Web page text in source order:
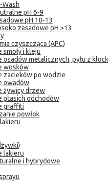
Wash
pH 6-9
pH 10-13
zasadowe pH >13
czyszcząca (APC)
smoły i kleju
osadów metalicznych, pyłu z
wosków
zacieków po wodzie
owadów
żywicy drzew
ptasich odchodów
graffiti
powłok
lakieru
i hybrydowe